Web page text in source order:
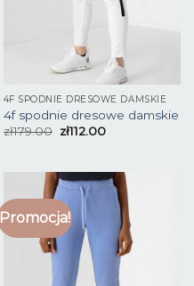
4F SPODNIE DRESOWE DAMSKIE
4f spodnie dresowe damskie
zł179.00 zł112.00
Promocja!